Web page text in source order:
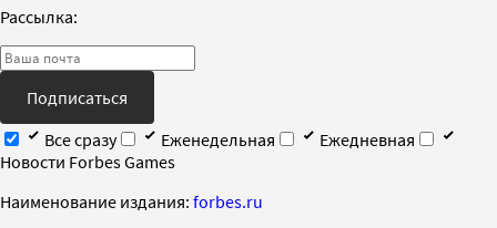
Рассылка:
Подписаться
Все сразу
Еженедельная
Ежедневная
Новости Forbes Games
Наименование издания: forbes.ru